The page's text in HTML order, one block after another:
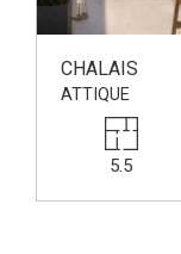
CHALAIS
ATTIQUE
5.5